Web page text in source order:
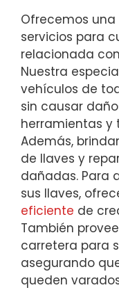
Ofrecemos
servicios para
relacionada
Nuestra
vehículos de
sin causar
herramientas y
Además,
de llaves y
dañadas. Para
sus llaves,
eficiente de
También
carretera para
asegurando
queden